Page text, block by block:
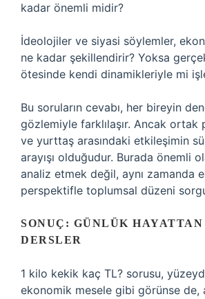
kadar önemli midir?
İdeolojiler ve siyasi söylemler,
ne kadar şekillendirir? Yoksa
ötesinde kendi dinamikleriyle mi
Bu soruların cevabı, her bireyin
gözlemiyle farklılaşır. Ancak ortak
ve yurttaş arasındaki etkileşimin
arayışı olduğudur. Burada önemli
analiz etmek değil, aynı zamanda
perspektifle toplumsal düzeni
SONUÇ: GÜNLÜK
DERSLER
1 kilo kekik kaç TL? sorusu,
ekonomik mesele gibi görünse de,